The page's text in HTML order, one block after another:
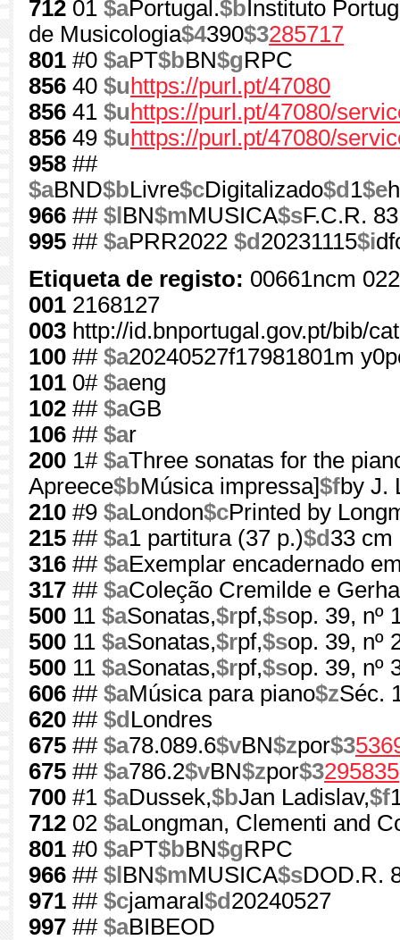
712 01 $aPortugal.$b Instituto
de Musicologia$4390$3285717
801 #0 $aPT$bBN$gRPC
856 40 $u https://purl.pt/47080
856 41 $u https://purl.pt/47080/
856 49 $u https://purl.pt/47080/
958 ##
$aBND$bLivre$cDigitalizado$d 1$e
966 ## $l BN$mMUSICA$sF.C.R.
995 ## $aPRR2022 $d 20231115$i
Etiqueta de registo: 00661ncm
001 2168127
003 http://id.bnportugal.gov.pt/bib/
100 ## $a20240527f17981801m
101 0# $aeng
102 ## $aGB
106 ## $ar
200 1# $aThree sonatas for the
Apreece$bMúsica impressa]$fby J.
210 #9 $aLondon$cPrinted by
215 ## $a1 partitura (37 p.)$d 33 cm
316 ## $aExemplar encadernado
317 ## $aColeção Cremilde e
500 11 $aSonatas,$rpf,$sop. 39, nº
500 11 $aSonatas,$rpf,$sop. 39, nº
500 11 $aSonatas,$rpf,$sop. 39, nº
606 ## $aMúsica para piano$zSéc.
620 ## $d Londres
675 ## $a78.089.6$vBN$zpor$3
675 ## $a786.2$vBN$zpor$3295835
700 #1 $aDussek,$bJan Ladislav,$f
712 02 $aLongman, Clementi and
801 #0 $aPT$bBN$gRPC
966 ## $l BN$mMUSICA$sDOD.R.
971 ## $cjamaral$d 20240527
997 ## $aBIBEOD